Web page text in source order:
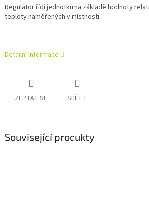
Regulátor řídí jednotku na základě hodnoty
teploty naměřených v místnosti.
Detailní informace
ZEPTAT SE SDÍLET
Související produkty